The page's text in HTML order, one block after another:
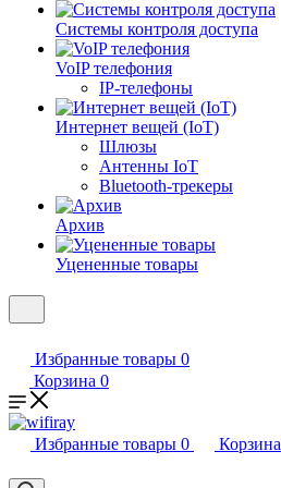
Системы контроля доступа
VoIP телефония
IP-телефоны
Интернет вещей (IoT)
Шлюзы
Антенны IoT
Bluetooth-трекеры
Архив
Уцененные товары
Избранные товары 0
Корзина 0
Избранные товары 0 Корзина